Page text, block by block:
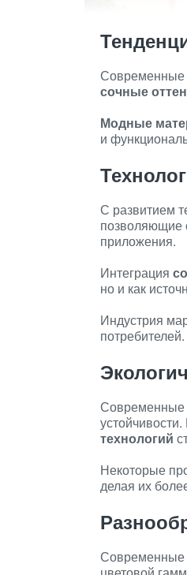
Современные
сочные
Модные
и
С развитием
позволяющие
приложения.
Интеграция
но и как
Индустрия
Современные
технологий
Некоторые
делая их
Современные